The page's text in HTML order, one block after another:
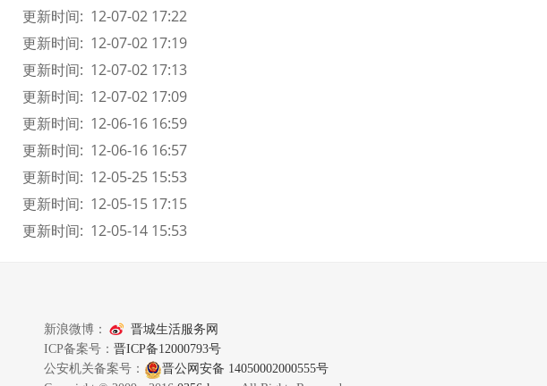
更新时间: 12-07-02 17:22
更新时间: 12-07-02 17:19
更新时间: 12-07-02 17:13
更新时间: 12-07-02 17:09
更新时间: 12-06-16 16:59
更新时间: 12-06-16 16:57
更新时间: 12-05-25 15:53
更新时间: 12-05-15 17:15
更新时间: 12-05-14 15:53
新浪微博：
晋城生活服务网
ICP备案号： 晋ICP备12000793号
公安机关备案号：
晋公网安备 14050002000555号